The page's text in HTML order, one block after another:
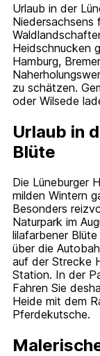
Urlaub in der
Niedersachsens
Heidschnucken
Hamburg,
zu schätzen.
oder Wilsede
Urlaub in
Blüte
Die Lüneburger
milden Wintern
Besonders
Naturpark im
lilafarbener
über die
auf der Strecke
Station. In der
Fahren Sie
Heide mit dem
Pferdekutsche.